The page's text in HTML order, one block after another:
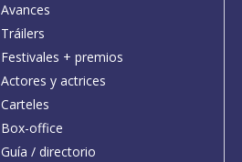
Avances
Tráilers
Festivales + premios
Actores y actrices
Carteles
Box-office
Guía / directorio